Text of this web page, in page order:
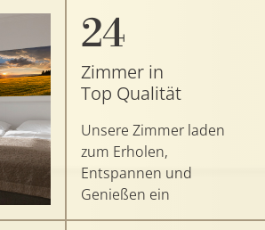
24
Zimmer in
Top Qualität
Unsere Zimmer laden
zum Erholen,
Entspannen und
Genießen ein